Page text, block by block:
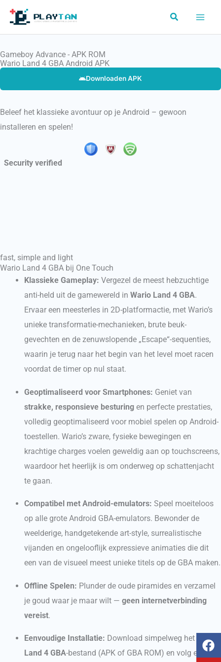
Skip
content
Search
Gameboy Advance - APK ROM
Wario Land 4 GBA Android APK
Downloaden APK
Beleef het klassieke avontuur op je Android – gewoon
installeren en spelen!
Security verified
fast, simple and light
Wario Land 4 GBA bij One Touch
Klassieke Gameplay: Vergezel de meest hebzuchtige
anti-held uit de gamewereld inWario Land 4 GBA.
Ervaar een meesterles in 2D-platformactie, met Wario’s
unieke transformatie-mechanieken, brute beuk-
gevechten en de zenuwslopende „Escape“-sequenties,
waarin je terug naar het begin van het level moet racen
voordat de timer op nul staat.
Geoptimaliseerd voor Smartphones: Geniet van
strakke, responsieve besturing en perfecte prestaties,
volledig geoptimaliseerd voor mobiel spelen op Android-
toestellen. Wario’s zware, fysieke bewegingen en
krachtige charges voelen geweldig aan op touchscreens,
waardoor het heerlijk is om onderweg op schattenjacht
te gaan.
Compatibel met Android-emulators: Speel moeiteloos
op alle grote Android GBA-emulators. Bewonder de
weelderige, handgetekende art-style, surrealistische
vijanden en ongelooflijk expressieve animaties die dit
een van de visueel meest unieke titels op de GBA maken.
Offline Spelen: Plunder de oude piramides en verzamel
je goud waar je maar wilt —geen internetverbinding
vereist.
Eenvoudige Installatie: Download simpelweg het
Wario
Land 4 GBA-bestand (APK of GBA ROM) en volg een
F
a
Y
o
T
i
I
n